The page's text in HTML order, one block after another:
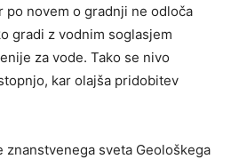
po novem o gradnji ne odloča
gradi z vodnim soglasjem
za vode. Tako se nivo
kar olajša pridobitev
znanstvenega sveta Geološkega